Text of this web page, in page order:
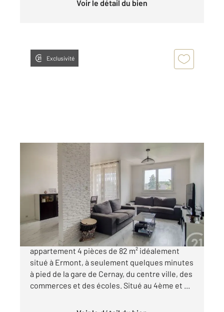
Voir le détail du bien
Exclusivité
ERMONT 95
, 4 pièces
Ref : 1962
Appartement F4 à vendre
273 000 €
CENTURY 21 Auréa vous présente, ce bel
appartement 4 pièces de 82 m² idéalement
situé à Ermont, à seulement quelques minutes
à pied de la gare de Cernay, du centre ville, des
commerces et des écoles. Situé au 4ème et ...